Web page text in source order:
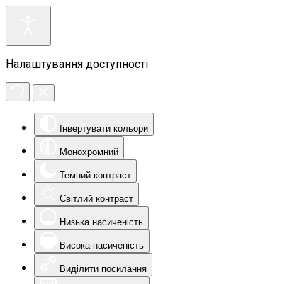
Налаштування доступності
Інвертувати кольори
Монохромний
Темний контраст
Світлий контраст
Низька насиченість
Висока насиченість
Виділити посилання